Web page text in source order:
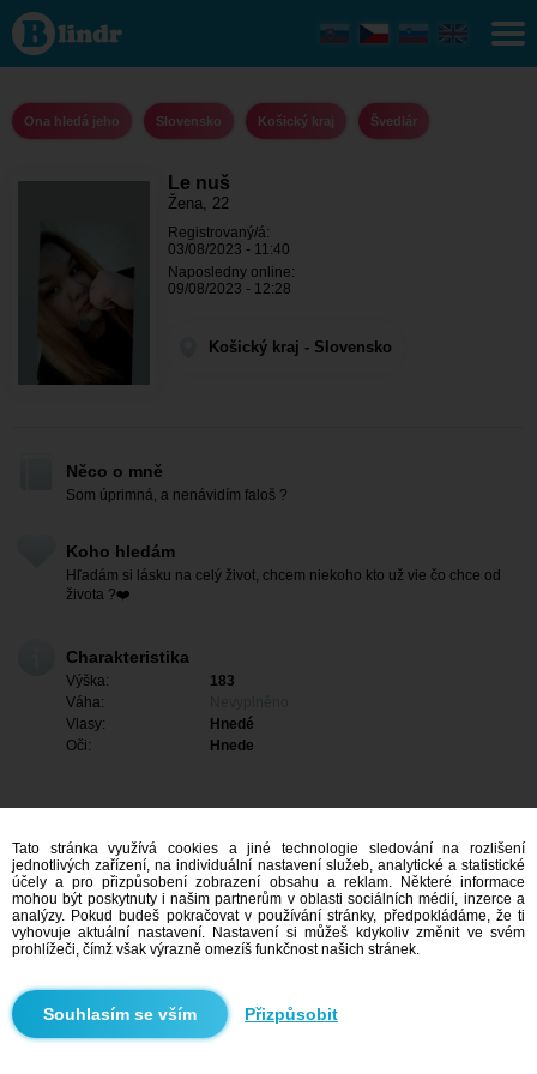
Le nuš
- Ona
hledá
jeho
kraj -
Švedlár
Ona hledá jeho Slovensko Košický kraj Švedlár
Le nuš
Žena, 22
Registrovaný/á:
03/08/2023 - 11:40
Naposledny online:
09/08/2023 - 12:28
Košický kraj - Slovensko
Něco o mně
Som úprimná, a nenávidím faloš ?
Koho hledám
Hľadám si lásku na celý život, chcem niekoho kto už vie čo chce od
života ?❤️
Charakteristika
Výška:
183
Váha:
Vlasy:
Hnedé
Oči:
Hnede
Tato stránka využívá cookies a jiné technologie sledování na rozlišení
jednotlivých zařízení, na individuální nastavení služeb, analytické a statistické
účely a pro přizpůsobení zobrazení obsahu a reklam. Některé informace
mohou být poskytnuty i našim partnerům v oblasti sociálních médií, inzerce a
analýzy. Pokud budeš pokračovat v používání stránky, předpokládáme, že ti
vyhovuje aktuální nastavení. Nastavení si můžeš kdykoliv změnit ve svém
prohlížeči, čímž však výrazně omezíš funkčnost našich stránek.
Přizpůsobit